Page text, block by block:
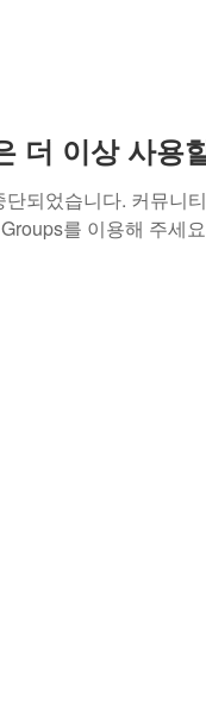
더 이상 사용
되었습니다. 커뮤니
Groups를 이용해 주세